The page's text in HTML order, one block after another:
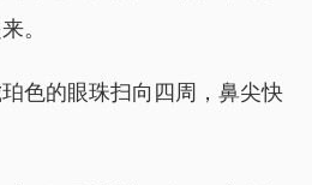
。
色的眼珠扫向四周，鼻尖快